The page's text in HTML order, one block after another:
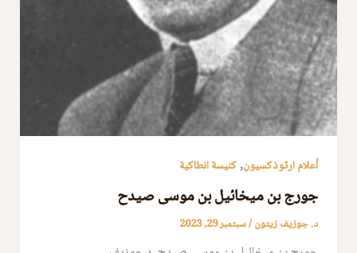
أعلام ارثوذكسيون,كنيسة انطاكية
جورج بن ميخائيل بن موسى صيدح
د. جوزيف زيتون/سبتمبر 29, 2023